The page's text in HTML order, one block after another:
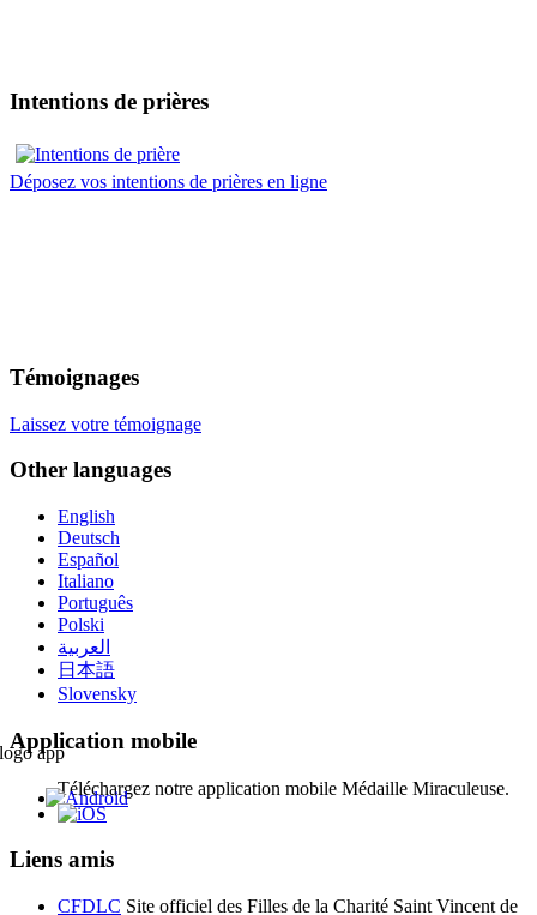
Intentions de prières
Déposez vos intentions de prières en ligne
Témoignages
Laissez votre témoignage
Other languages
English
Deutsch
Español
Italiano
Português
Polski
العربية
日本語
Slovensky
Application mobile
Téléchargez notre application mobile Médaille Miraculeuse.
Liens amis
CFDLC Site officiel des Filles de la Charité Saint Vincent de